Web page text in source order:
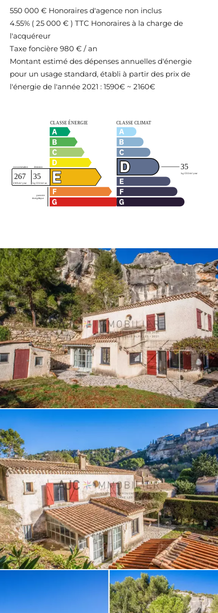
550 000 € Honoraires d'agence non inclus
4.55% ( 25 000 € ) TTC Honoraires à la charge de
l'acquéreur
Taxe foncière 980 € / an
Montant estimé des dépenses annuelles d'énergie
pour un usage standard, établi à partir des prix de
l'énergie de l'année 2021 : 1590€ ~ 2160€